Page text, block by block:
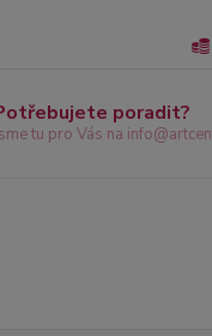
poradit?
tu pro Vás na